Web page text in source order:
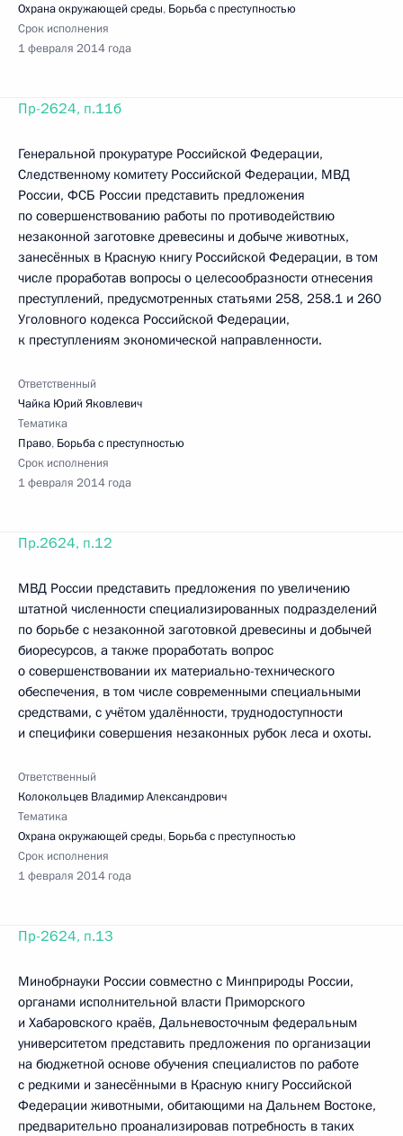
Охрана окружающей среды, Борьба с преступностью
Срок исполнения
1 февраля 2014 года
Пр-2624, п.11б
Генеральной прокуратуре Российской Федерации,
Следственному комитету Российской Федерации, МВД
России, ФСБ России представить предложения
по совершенствованию работы по противодействию
незаконной заготовке древесины и добыче животных,
занесённых в Красную книгу Российской Федерации, в том
числе проработав вопросы о целесообразности отнесения
преступлений, предусмотренных статьями 258, 258.1 и 260
Уголовного кодекса Российской Федерации,
к преступлениям экономической направленности.
Ответственный
Чайка Юрий Яковлевич
Тематика
Право, Борьба с преступностью
Срок исполнения
1 февраля 2014 года
Пр.2624, п.12
МВД России представить предложения по увеличению
штатной численности специализированных подразделений
по борьбе с незаконной заготовкой древесины и добычей
биоресурсов, а также проработать вопрос
о совершенствовании их материально-технического
обеспечения, в том числе современными специальными
средствами, с учётом удалённости, труднодоступности
и специфики совершения незаконных рубок леса и охоты.
Ответственный
Колокольцев Владимир Александрович
Тематика
Охрана окружающей среды, Борьба с преступностью
Срок исполнения
1 февраля 2014 года
Пр-2624, п.13
Минобрнауки России совместно с Минприроды России,
органами исполнительной власти Приморского
и Хабаровского краёв, Дальневосточным федеральным
университетом представить предложения по организации
на бюджетной основе обучения специалистов по работе
с редкими и занесёнными в Красную книгу Российской
Федерации животными, обитающими на Дальнем Востоке,
предварительно проанализировав потребность в таких